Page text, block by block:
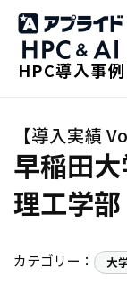
HPC導入事例
早稲田
理工学
カテゴリー： 大